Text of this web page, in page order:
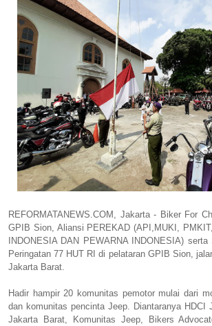
REFORMATANEWS.COM, Jakarta - Biker For
GPIB Sion, Aliansi PEREKAD (API,MUKI,
INDONESIA DAN PEWARNA INDONESIA)
Peringatan 77 HUT RI di pelataran GPIB Sion,
Jakarta Barat.
Hadir hampir 20 komunitas pemotor mulai dari
dan komunitas pencinta Jeep. Diantaranya HDCI
Jakarta Barat, Komunitas Jeep, Bikers